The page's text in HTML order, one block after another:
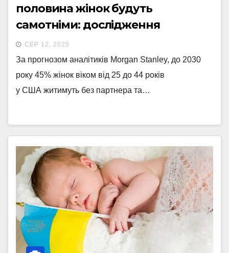
половина жінок будуть
самотніми: дослідження
СЕР 12, 2025
За прогнозом аналітиків Morgan Stanley, до 2030
року 45% жінок віком від 25 до 44 років
у США житимуть без партнера та…